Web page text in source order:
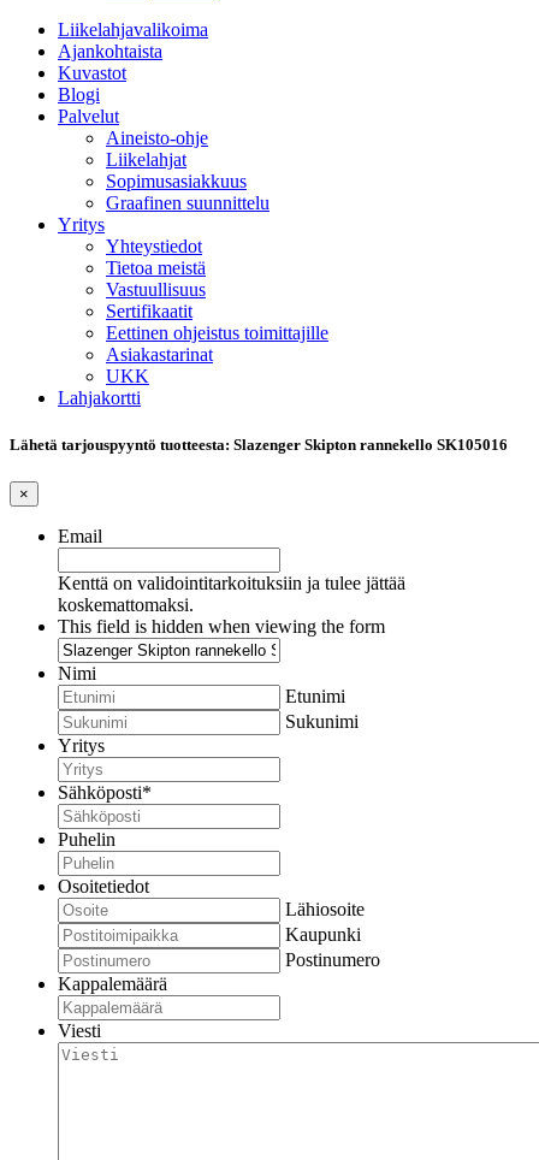
Liikelahjavalikoima
Ajankohtaista
Kuvastot
Blogi
Palvelut
Aineisto-ohje
Liikelahjat
Sopimusasiakkuus
Graafinen suunnittelu
Yritys
Yhteystiedot
Tietoa meistä
Vastuullisuus
Sertifikaatit
Eettinen ohjeistus toimittajille
Asiakastarinat
UKK
Lahjakortti
Lähetä tarjouspyyntö tuotteesta: Slazenger Skipton rannekello SK105016
×
Email
Kenttä on validointitarkoituksiin ja tulee jättää
koskemattomaksi.
This field is hidden when viewing the form
Nimi
Etunimi
Sukunimi
Yritys
Sähköposti*
Puhelin
Osoitetiedot
Lähiosoite
Kaupunki
Postinumero
Kappalemäärä
Viesti